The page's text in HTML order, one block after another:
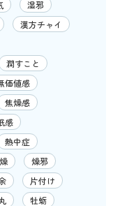
湿邪
漢方チャイ
潤すこと
価値感
焦燥感
感
熱中症
燥
燥邪
片付け
牡蛎